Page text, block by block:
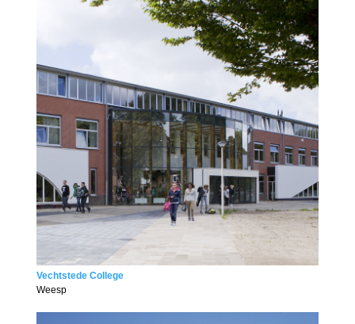
Vechtstede College
Weesp